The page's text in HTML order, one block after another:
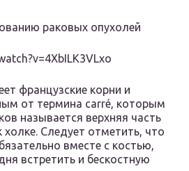
раковых опухолей
французские корни и
от термина carré, которым
называется верхняя часть
холке. Следует отметить, что
вместе с костью,
встретить и бескостную